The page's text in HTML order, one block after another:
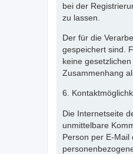
bei der
zu lassen.
Der für die
gespeichert sind.
keine
Zusammenhang
6.
Die Internetseite
unmittelbare
Person per E-